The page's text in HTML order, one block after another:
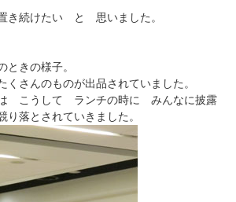
続けたい と 思いました。
きの様子。
さんのものが出品されていました。
こうして ランチの時に みんなに披露
落とされていきました。